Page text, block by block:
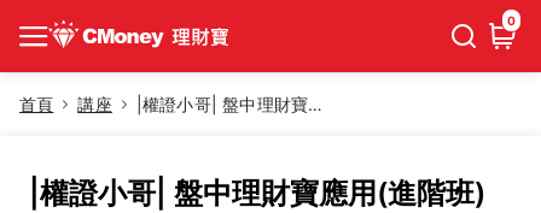
0
首頁 講座 |權證小哥| 盤中理財寶應用(進階班)
|權證小哥| 盤中理財寶應用(進階班)